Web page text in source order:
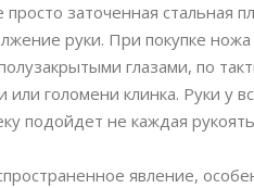
заточенная стальная
руки. При покупке
глазами, по
или голомени клинка. Руки
подойдет не каждая
явление,